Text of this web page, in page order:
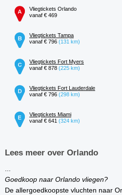
Vliegtickets Orlando
vanaf € 469
Vliegtickets Tampa
vanaf € 796 (131 km)
Vliegtickets Fort Myers
vanaf € 878 (225 km)
Vliegtickets Fort Lauderdale
vanaf € 796 (298 km)
Vliegtickets Miami
vanaf € 641 (324 km)
Lees meer over Orlando
...
Goedkoop naar Orlando vliegen?
De allergoedkoopste vluchten naar